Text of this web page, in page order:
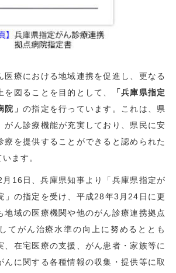
療における地域連携を促進し、更なる
図ることを目的として、
「兵庫県指定
」 の指定を行っています。これは、県
がん診療機能が充実しており、県民に安
療を提供することができると認められた
ます。
16日、兵庫県知事より「兵庫県指定が
」の指定を受け、平成28年3月24日に更
地域の医療機関や他のがん診療連携拠点
てがん治療水準の向上に努めるととも
、在宅医療の支援、がん患者・家族等に
んに関する各種情報の収集・提供等に取